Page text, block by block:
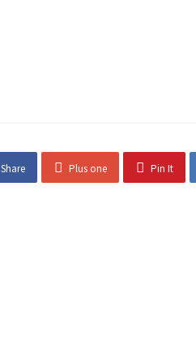
Share Plus one Pin It